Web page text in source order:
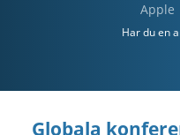
Apple
Har du en
Globala